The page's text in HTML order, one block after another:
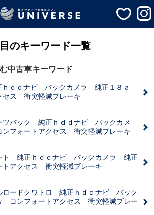
のキーワード一覧
中古車キーワード
ｄｄナビ バックカメラ 純正１８ａ
ス 衝突軽減ブレーキ
ツバック 純正ｈｄｄナビ バックカメ
フォートアクセス 衝突軽減ブレーキ
ト 純正ｈｄｄナビ バックカメラ 純正
アクセス 衝突軽減ブレーキ
ードクワトロ 純正ｈｄｄナビ バック
コンフォートアクセス 衝突軽減ブレー